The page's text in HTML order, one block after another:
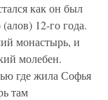
как он был
12-го года.
монастырь, и
молебен.
где жила Софья
там